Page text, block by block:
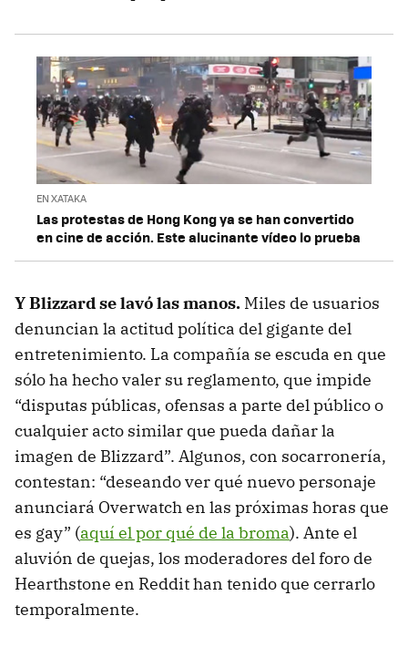
EN XATAKA
Las protestas de Hong Kong ya se han convertido
en cine de acción. Este alucinante vídeo lo prueba
Y Blizzard se lavó las manos. Miles de usuarios
denuncian la actitud política del gigante del
entretenimiento. La compañía se escuda en que
sólo ha hecho valer su reglamento, que impide
“disputas públicas, ofensas a parte del público o
cualquier acto similar que pueda dañar la
imagen de Blizzard”. Algunos, con socarronería,
contestan: “deseando ver qué nuevo personaje
anunciará Overwatch en las próximas horas que
es gay” (aquí el por qué de la broma). Ante el
aluvión de quejas, los moderadores del foro de
Hearthstone en Reddit han tenido que cerrarlo
temporalmente.